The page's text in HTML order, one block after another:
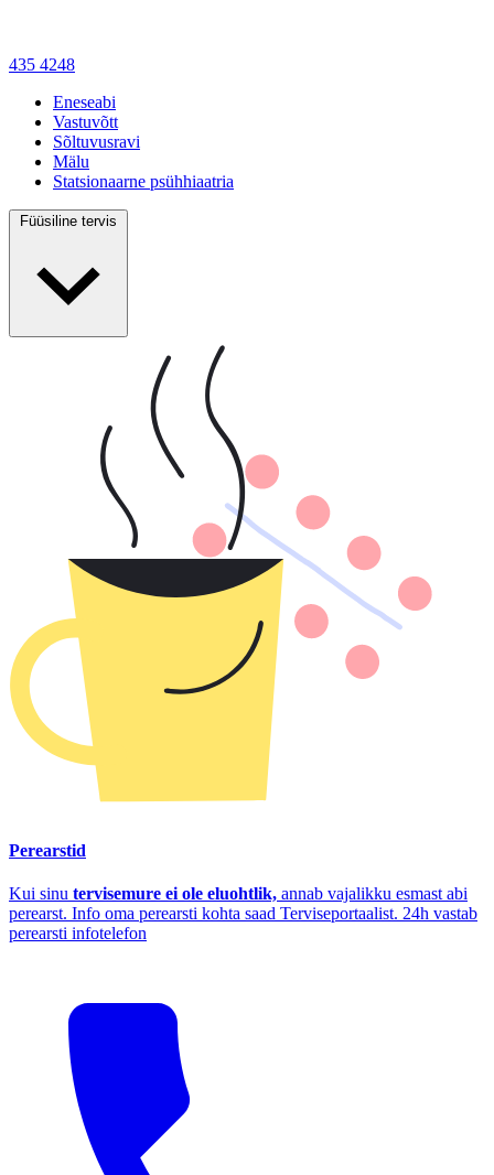
435 4248
Eneseabi
Vastuvõtt
Sõltuvusravi
Mälu
Statsionaarne psühhiaatria
Füüsiline tervis
Perearstid
Kui sinu tervisemure ei ole eluohtlik, annab vajalikku esmast abi
perearst. Info oma perearsti kohta saad Terviseportaalist. 24h vastab
perearsti infotelefon